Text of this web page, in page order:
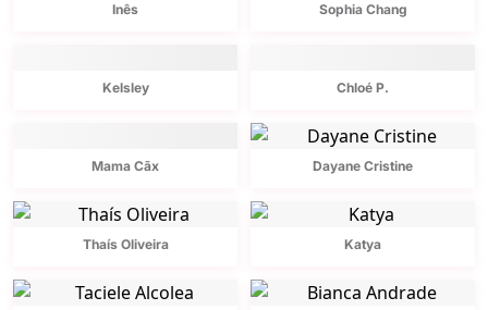
Inês Sophia Chang
Kelsley Chloé P.
Mama Cãx Dayane Cristine
Thaís Oliveira Katya